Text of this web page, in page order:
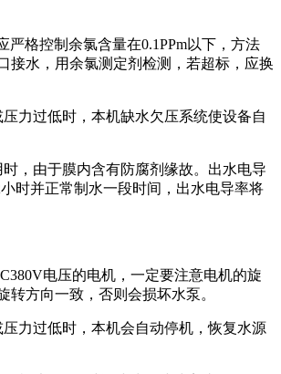
严格控制余氯含量在0.1PPm以下，方法
接水，用余氯测定剂检测，若超标，应换
力过低时，本机缺水欠压系统使设备自
，由于膜内含有防腐剂缘故。出水电导
时并正常制水一段时间，出水电导率将
电压的电机，一定要注意电机的旋
转方向一致，否则会损坏水泵。
力过低时，本机会自动停机，恢复水源